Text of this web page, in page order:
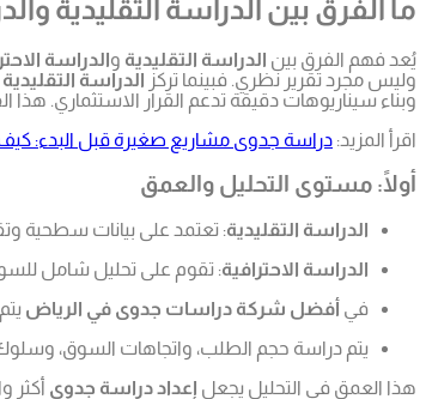
ما الفرق بين الدراسة التقليدية
يُعد فهم الفرق بين الدراسة التقليدية والدراسة
وليس مجرد تقرير نظري. فبينما تركز الدراسة التقليدية
وبناء سيناريوهات دقيقة تدعم القرار الاستثماري.
اقرأ المزيد: دراسة جدوى مشاريع صغيرة قبل البدء:
أولًا: مستوى التحليل والعمق
الدراسة التقليدية: تعتمد على بيانات سطحية
الدراسة الاحترافية: تقوم على تحليل شامل
في أفضل شركة دراسات جدوى في الرياض
يتم دراسة حجم الطلب، واتجاهات السوق،
هذا العمق في التحليل يجعل إعداد دراسة جدوى أكثر